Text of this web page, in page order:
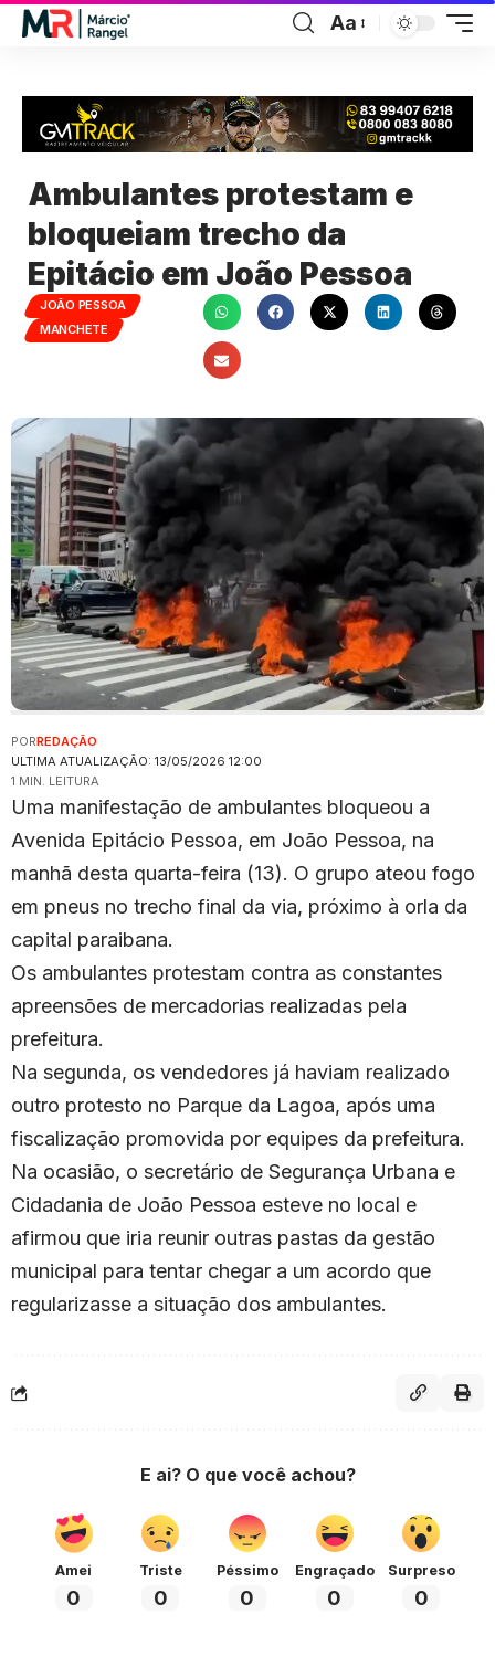
Aa
Ambulantes protestam e
bloqueiam trecho da
Epitácio em João Pessoa
JOÃO PESSOA
MANCHETE
ULTIMA ATUALIZAÇÃO: 13/05/2026 12:00
PORREDAÇÃO
1 MIN. LEITURA
Uma manifestação de ambulantes bloqueou a
Avenida Epitácio Pessoa, em João Pessoa, na
manhã desta quarta-feira (13). O grupo ateou fogo
em pneus no trecho final da via, próximo à orla da
capital paraibana.
Os ambulantes protestam contra as constantes
apreensões de mercadorias realizadas pela
prefeitura.
Na segunda, os vendedores já haviam realizado
outro protesto no Parque da Lagoa, após uma
fiscalização promovida por equipes da prefeitura.
Na ocasião, o secretário de Segurança Urbana e
Cidadania de João Pessoa esteve no local e
afirmou que iria reunir outras pastas da gestão
municipal para tentar chegar a um acordo que
regularizasse a situação dos ambulantes.
E ai? O que você achou?
Amei
0
Triste
0
Péssimo
0
Engraçado
0
Surpreso
0